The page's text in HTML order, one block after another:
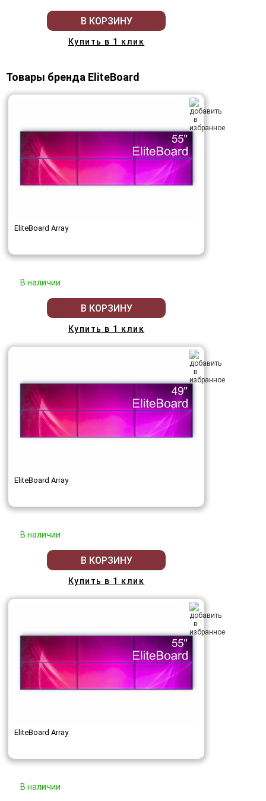
В КОРЗИНУ
Купить в 1 клик
Товары бренда EliteBoard
EliteBoard Array
В наличии
В КОРЗИНУ
Купить в 1 клик
EliteBoard Array
В наличии
В КОРЗИНУ
Купить в 1 клик
EliteBoard Array
В наличии